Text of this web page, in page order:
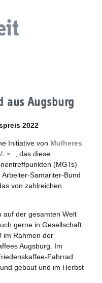
aus Augsburg
2022
Initiative von Mulheres
, das diese
(MGTs)
Samariter-Bund
von zahlreichen
auf der gesamten Welt
gerne in Gesellschaft
im Rahmen der
Augsburg. Im
Fahrrad
gebaut und im Herbst